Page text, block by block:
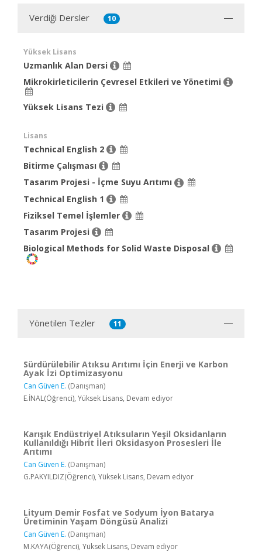
Verdiği Dersler 10
Yüksek Lisans
Uzmanlık Alan Dersi
Mikrokirleticilerin Çevresel Etkileri ve Yönetimi
Yüksek Lisans Tezi
Lisans
Technical English 2
Bitirme Çalışması
Tasarım Projesi - İçme Suyu Arıtımı
Technical English 1
Fiziksel Temel İşlemler
Tasarım Projesi
Biological Methods for Solid Waste Disposal
Yönetilen Tezler 11
Sürdürülebilir Atıksu Arıtımı İçin Enerji ve Karbon
Ayak İzi Optimizasyonu
Can Güven E. (Danışman)
E.İNAL(Öğrenci), Yüksek Lisans, Devam ediyor
Karışık Endüstriyel Atıksuların Yeşil Oksidanların
Kullanıldığı Hibrit İleri Oksidasyon Prosesleri İle
Arıtımı
Can Güven E. (Danışman)
G.PAKYILDIZ(Öğrenci), Yüksek Lisans, Devam ediyor
Lityum Demir Fosfat ve Sodyum İyon Batarya
Üretiminin Yaşam Döngüsü Analizi
Can Güven E. (Danışman)
M.KAYA(Öğrenci), Yüksek Lisans, Devam ediyor